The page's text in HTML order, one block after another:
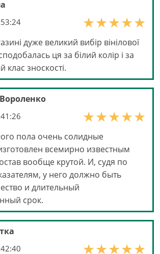
дуже великий вибір вінілової
ця за білий колір і за
клас зноскості.
пола очень солидные
всемирно известным
вообще крутой. И, судя по
у него должно быть
и длительный
срок.